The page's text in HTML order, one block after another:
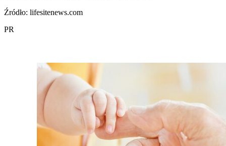
Źródło: lifesitenews.com
PR